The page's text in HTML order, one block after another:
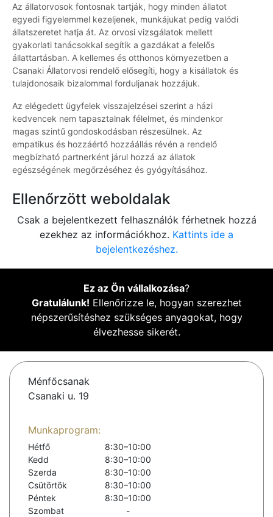
Az állatorvosok fontosnak tartják, hogy minden állatot
egyedi figyelemmel kezeljenek, munkájukat pedig valódi
állatszeretet hatja át. Az orvosi vizsgálatok mellett
gyakorlati tanácsokkal segítik a gazdákat a felelős
állattartásban. A kellemes és otthonos környezetben a
Csanaki Állatorvosi rendelő elősegíti, hogy a kisállatok és
tulajdonosaik bizalommal forduljanak hozzájuk.
Az elégedett ügyfelek visszajelzései szerint a házi
kedvencek nem tapasztalnak félelmet, és mindenkor
magas szintű gondoskodásban részesülnek. Az
empatikus és hozzáértő hozzáállás révén a rendelő
megbízható partnerként járul hozzá az állatok
egészségének megőrzéséhez és gyógyításához.
Ellenőrzött weboldalak
Csak a bejelentkezett felhasználók férhetnek hozzá
ezekhez az információkhoz. Kattints ide a
bejelentkezéshez.
Ez az Ön vállalkozása?
Gratulálunk! Ellenőrizze le, hogyan szerezhet
népszerűsítéshez szükséges anyagokat, hogy
élvezhesse sikerét.
Ménfőcsanak
Csanaki u. 19
Munkaprogram:
Hétfő
8:30–10:00
Kedd
8:30–10:00
Szerda
8:30–10:00
Csütörtök
8:30–10:00
Péntek
8:30–10:00
Szombat
-